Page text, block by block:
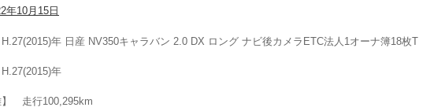
年10月15日
年 日産 NV350キャラバン 2.0 DX ロング ナビ後カメラETC法人1オーナ簿18枚T
年
】 走行100,295km